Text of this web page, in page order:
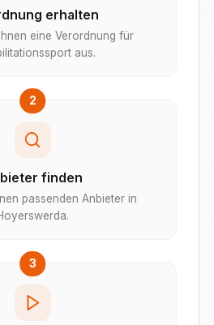
erhalten
eine Verordnung für
aus.
2
finden
passenden Anbieter in
3